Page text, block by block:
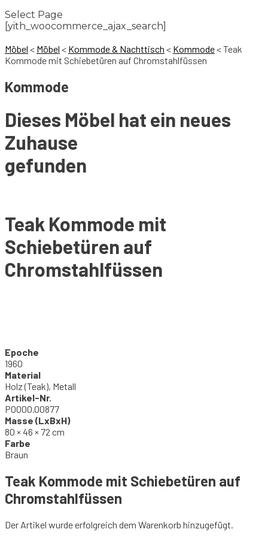
Select Page
[yith_woocommerce_ajax_search]
Möbel < Möbel < Kommode & Nachttisch < Kommode<Teak
Kommode mit Schiebetüren auf Chromstahlfüssen
Kommode
Dieses Möbel hat ein neues
Zuhause
gefunden
Teak Kommode mit
Schiebetüren auf
Chromstahlfüssen
Epoche
1960
Material
Holz (Teak), Metall
Artikel-Nr.
P0000.00877
Masse (LxBxH)
80 × 46 × 72 cm
Farbe
Braun
Teak Kommode mit Schiebetüren auf
Chromstahlfüssen
Der Artikel wurde erfolgreich dem Warenkorb hinzugefügt.